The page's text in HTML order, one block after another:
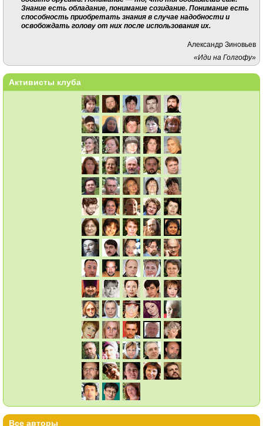
Знание есть обладание, понимание созидание. Понимание есть
способность приобретать знания в случае надобности и
освобождать голову от них после использования их.
Александр Зиновьев
«Иди на Голгофу»
Активисты клуба
Все авторы